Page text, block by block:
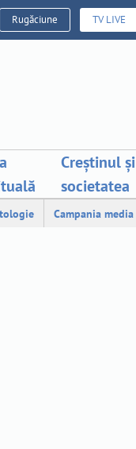
Rugăciune TV LIVE
Creștinul și
societatea
Campania media